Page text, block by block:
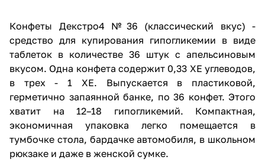
Конфеты Декстро4 №36 (классический вкус) -
средство для купирования гипогликемии в виде
таблеток в количестве 36 штук с апельсиновым
вкусом. Одна конфета содержит 0,33 ХЕ углеводов,
в трех - 1 ХЕ. Выпускается в пластиковой,
герметично запаянной банке, по 36 конфет. Этого
хватит на 12–18 гипогликемий. Компактная,
экономичная упаковка легко помещается в
тумбочке стола, бардачке автомобиля, в школьном
рюкзаке и даже в женской сумке.